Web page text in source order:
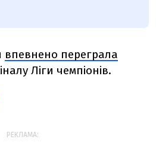
впевнено переграла
Ліги чемпіонів.
РЕКЛАМА: